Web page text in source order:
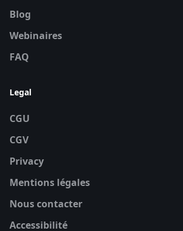
Blog
Webinaires
FAQ
Legal
CGU
CGV
Privacy
Mentions légales
Nous contacter
Accessibilité